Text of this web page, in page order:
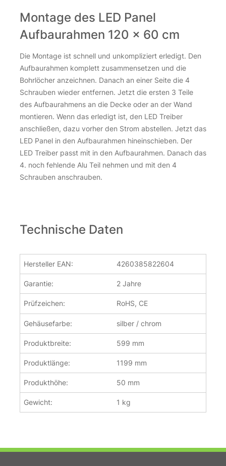
Montage des LED Panel
Aufbaurahmen 120 x 60 cm
Die Montage ist schnell und unkompliziert erledigt. Den
Aufbaurahmen komplett zusammensetzen und die
Bohrlöcher anzeichnen. Danach an einer Seite die 4
Schrauben wieder entfernen. Jetzt die ersten 3 Teile
des Aufbaurahmens an die Decke oder an der Wand
montieren. Wenn das erledigt ist, den LED Treiber
anschließen, dazu vorher den Strom abstellen. Jetzt das
LED Panel in den Aufbaurahmen hineinschieben. Der
LED Treiber passt mit in den Aufbaurahmen. Danach das
4. noch fehlende Alu Teil nehmen und mit den 4
Schrauben anschrauben.
Technische Daten
Hersteller EAN: 4260385822604
Garantie: 2 Jahre
Prüfzeichen: RoHS, CE
Gehäusefarbe: silber / chrom
Produktbreite: 599 mm
Produktlänge: 1199 mm
Produkthöhe: 50 mm
Gewicht: 1 kg